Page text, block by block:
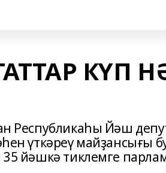
КҮП
Республикаһы Йәш
үткәреү майҙансығы
йәшкә тиклемге